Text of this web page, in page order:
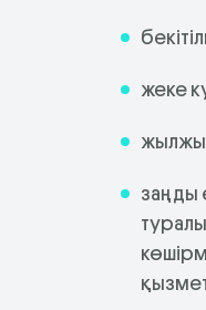
жеке
заңды